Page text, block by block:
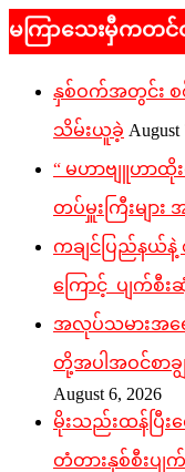
မကြာသေးမှီကတင်
နှစ်ဝက်အတွင်း
သိမ်းယူခဲ့ August
“ မဟာဗျူဟာထို
တပ်မှူးကြီးမျာ
ကချင်ပြည်နယ်နဲ့
ကြောင့် ပျက်စီးဆုံ
အလုပ်သမားအရ
တို့အပါအဝင်စာခ
August 6, 2026
မိုးသည်းထန်ပြီး
တံတားနှစ်စီးပျက်